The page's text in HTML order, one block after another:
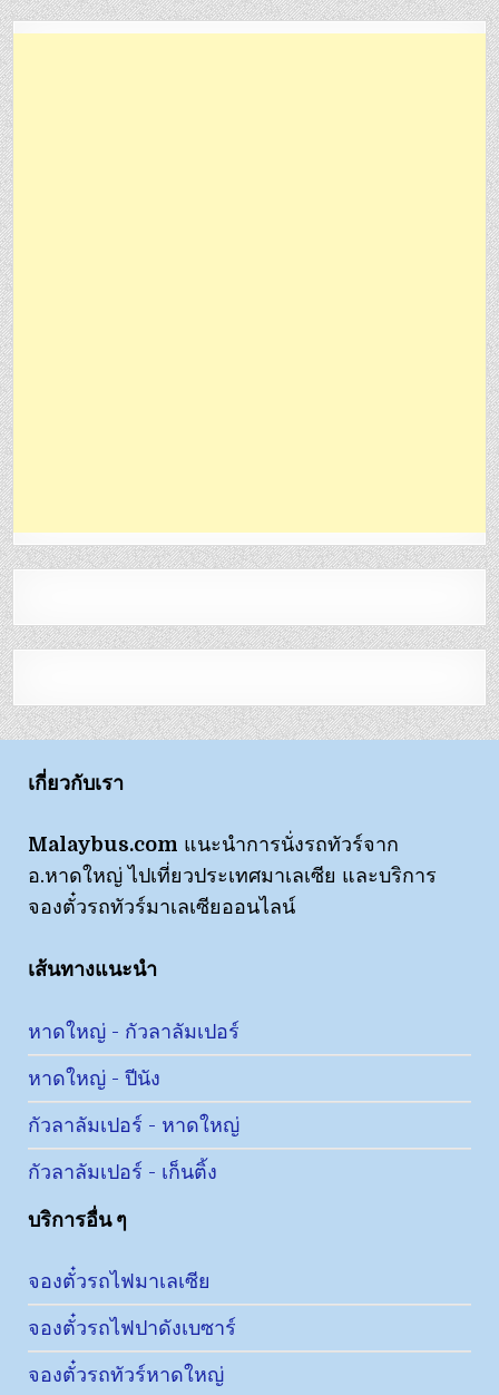
เกี่ยวกับเรา
Malaybus.com แนะนำการนั่งรถทัวร์จาก
อ.หาดใหญ่ ไปเที่ยวประเทศมาเลเซีย และบริการ
จองตั๋วรถทัวร์มาเลเซียออนไลน์
เส้นทางแนะนำ
หาดใหญ่ - กัวลาลัมเปอร์
หาดใหญ่ - ปีนัง
กัวลาลัมเปอร์ - หาดใหญ่
กัวลาลัมเปอร์ - เก็นติ้ง
บริการอื่น ๆ
จองตั๋วรถไฟมาเลเซีย
จองตั๋วรถไฟปาดังเบซาร์
จองตั๋วรถทัวร์หาดใหญ่